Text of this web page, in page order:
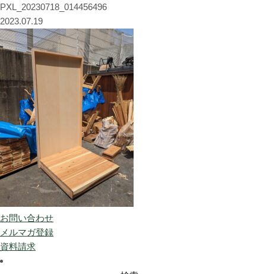
PXL_20230718_014456496
2023.07.19
お問い合わせ
メルマガ登録
資料請求